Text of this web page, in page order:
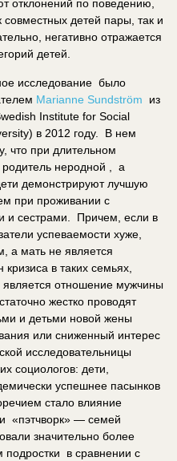
отклонений по поведению,
совместных детей пары, так и
негативно отражается
детей.
исследование было
Marianne Sundström из
Institute for Social
в 2012 году. В нем
что при длительном
неродной , а
демонстрируют лучшую
при проживании с
и сестрами. Причем, если в
успеваемости хуже,
а мать не является
в таких семьях,
является отношение мужчины
жестко проводят
и детьми новой жены
или сниженный интерес
исследовательницы
социологов: дети,
успешнее пасынков
стало влияние
«пэтчворк» — семей
значительно более
подростки в сравнении с